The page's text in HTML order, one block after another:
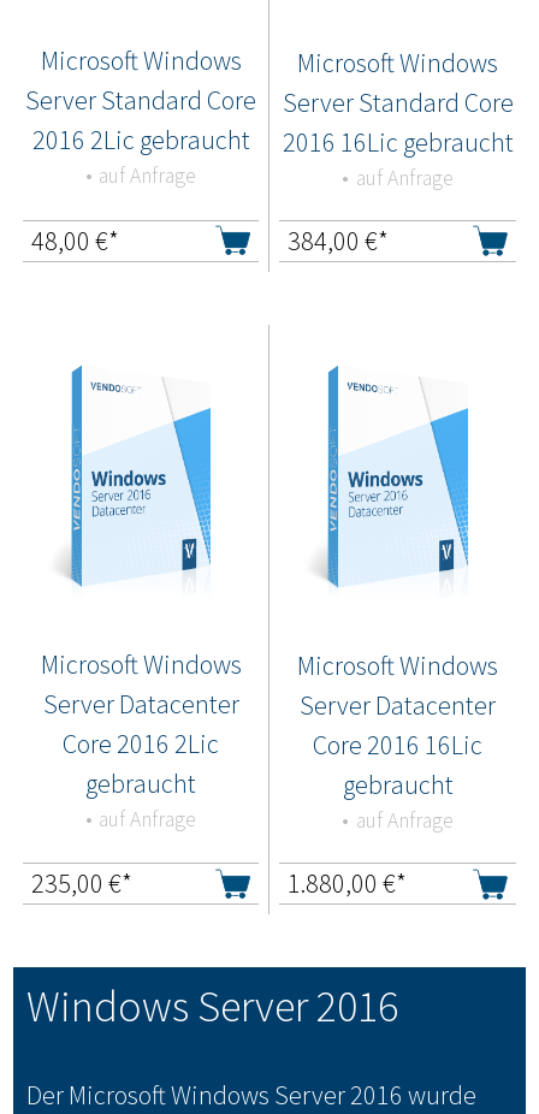
Microsoft Windows
Server Standard Core
2016 2Lic gebraucht
auf Anfrage
48,00 €*
Microsoft Windows
Server Standard Core
2016 16Lic gebraucht
auf Anfrage
384,00 €*
Microsoft Windows
Server Datacenter
Core 2016 2Lic
gebraucht
auf Anfrage
235,00 €*
Microsoft Windows
Server Datacenter
Core 2016 16Lic
gebraucht
auf Anfrage
1.880,00 €*
Windows Server 2016
Der Microsoft Windows Server 2016 wurde